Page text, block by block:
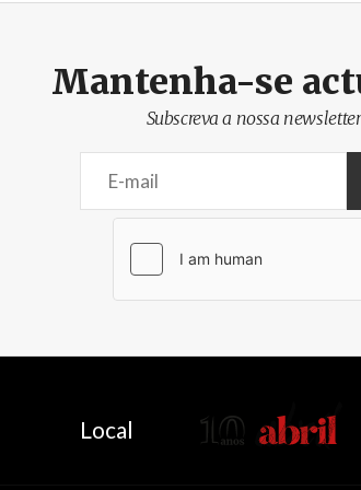
Mantenha-se
Subscreva a nossa
Local AbrilAbril